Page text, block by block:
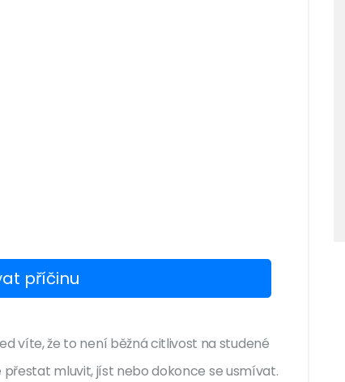
příčinu
víte, že to není běžná citlivost na studené
mluvit, jíst nebo dokonce se usmívat.